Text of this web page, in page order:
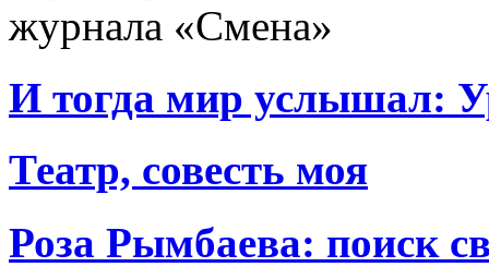
журнала «Смена»
И тогда мир услышал:
Театр, совесть моя
Роза Рымбаева: поиск